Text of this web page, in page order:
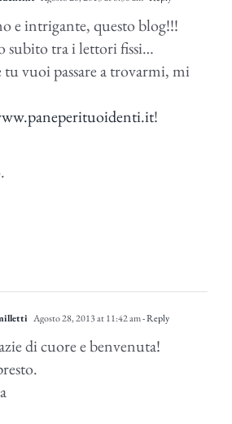
e intrigante, questo blog!!!
subito tra i lettori fissi…
tu vuoi passare a trovarmi, mi
!
Agosto 28, 2013 at 11:42 am- Reply
di cuore e benvenuta!